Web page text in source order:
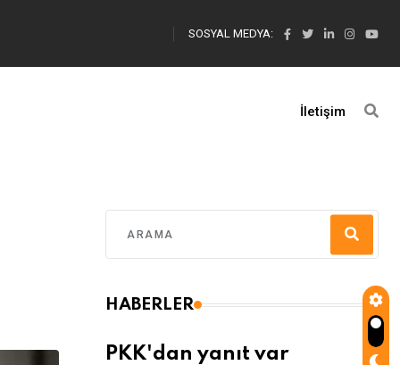
SOSYAL MEDYA:
İletişim
HABERLER
PKK'dan yanıt var